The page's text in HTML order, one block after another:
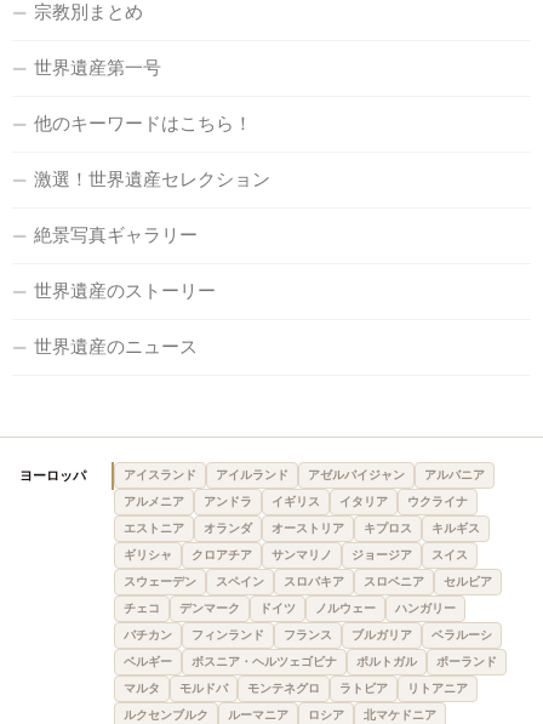
宗教別まとめ
世界遺産第一号
他のキーワードはこちら！
激選！世界遺産セレクション
絶景写真ギャラリー
世界遺産のストーリー
世界遺産のニュース
ヨーロッパ アイスランド アイルランド アゼルバイジャン
アルバニア
アルメニア
アンドラ イギリス イタリア
ウクライナ
エストニア
オランダ オーストリア キプロス
キルギス
ギリシャ
クロアチア サンマリノ ジョージア
スイス
スウェーデン
スペイン スロバキア スロベニア
セルビア
チェコ
デンマーク ドイツ ノルウェー
ハンガリー
バチカン
フィンランド フランス ブルガリア
ベラルーシ
ベルギー
ボスニア・ヘルツェゴビナ ポルトガル
ポーランド
マルタ
モルドバ モンテネグロ ラトビア
リトアニア
ルクセンブルク
ルーマニア ロシア 北マケドニア